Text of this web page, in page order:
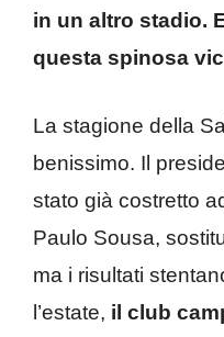
in un altro stadio.
questa spinosa
La stagione della
benissimo. Il
stato già costretto
Paulo Sousa,
ma i risultati
l’estate, il club